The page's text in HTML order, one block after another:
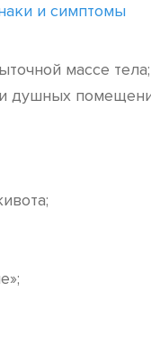
и симптомы
массе тела;
душных